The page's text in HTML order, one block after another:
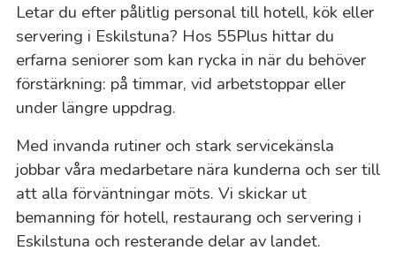
Letar du efter pålitlig personal till hotell, kök eller
servering i Eskilstuna? Hos 55Plus hittar du
erfarna seniorer som kan rycka in när du behöver
förstärkning: på timmar, vid arbetstoppar eller
under längre uppdrag.
Med invanda rutiner och stark servicekänsla
jobbar våra medarbetare nära kunderna och ser till
att alla förväntningar möts. Vi skickar ut
bemanning för hotell, restaurang och servering i
Eskilstuna och resterande delar av landet.